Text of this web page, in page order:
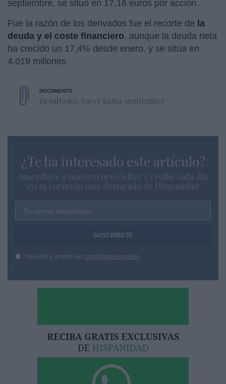
septiembre, se situó en 17,16 euros por acción.
Fue la razón de los derivados fue el recorte de la
deuda y el coste financiero, aunque la deuda neta
ha crecido un 17,4% desde enero, y se sitúa en
4.019 millones.
Resultados Sacyr hasta septiembre
¿Te ha interesado este artículo?
Suscríbete a nuestro newsletter y recibe cada dia
en tu correo lo más destacado de Hispanidad
Tu correo electrónico...
He leído y acepto las condiciones legales